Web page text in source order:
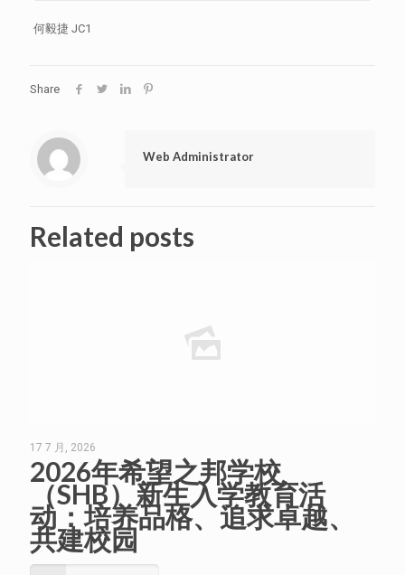
何毅捷 JC1
Share
Web Administrator
Related posts
17 7 月, 2026
2026年希望之邦学校
（SHB）新生入学教育活
动：培养品格、追求卓越、
共建校园